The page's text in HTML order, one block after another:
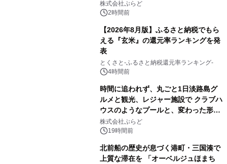
プール グランピングとトレーラーハウ
スの2施設で
株式会社ぷらど
2時間前
【2026年8月版】ふるさと納税でもら
える『玄米』の還元率ランキングを発
表
とくさと-ふるさと納税還元率ランキング-
4時間前
時間に追われず、丸ごと1日淡路島グ
ルメと観光、レジャー施設で クラブハ
ウスのようなプールと、変わった形の
サウナも 「THE BOXY AWAJI」のお
得な素泊まり連泊プランで
株式会社ぷらど
19時間前
北前船の歴史が息づく港町・三国湊で
上質な滞在を 「オーベルジュほまち